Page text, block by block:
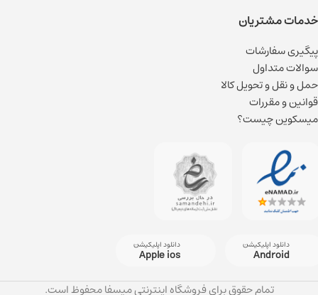
خدمات مشتریان
پیگیری سفارشات
سوالات متداول
حمل و نقل و تحویل کالا
قوانین و مقررات
میسکوین چیست؟
دانلود اپلیکیشن
Android
دانلود اپلیکیشن
Apple ios
تمام حقوق برای فروشگاه اینترنتی میسفا محفوظ است.